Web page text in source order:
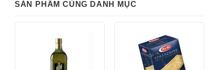
SẢN PHẨM CÙNG DANH MỤC